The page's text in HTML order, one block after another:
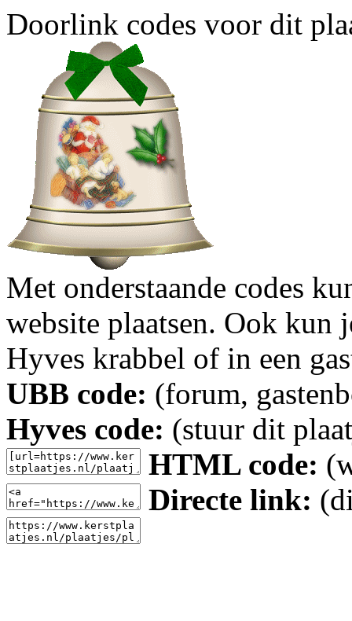
Doorlink codes voor dit
Met onderstaande codes
website plaatsen. Ook kun
Hyves krabbel of in een
UBB code: (forum,
Hyves code: (stuur dit
HTML code:
Directe link: